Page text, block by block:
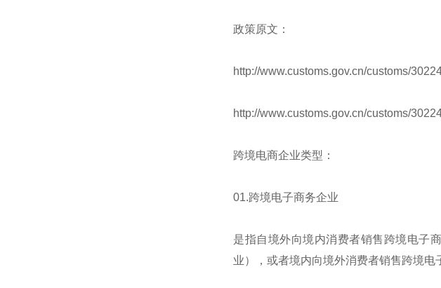
政策原文：
http://www.customs.gov.cn/customs/
http://www.customs.gov.cn/customs/
跨境电商企业类型：
01.跨境电子商务企业
是指自境外向境内消费者销售跨境电子
业），或者境内向境外消费者销售跨境电